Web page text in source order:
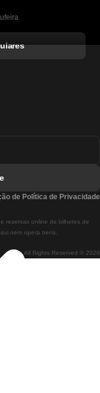
All Rights Reserved © 2026
reservas online de bilhetes de
nem opera trens.
de Política de Privacidade